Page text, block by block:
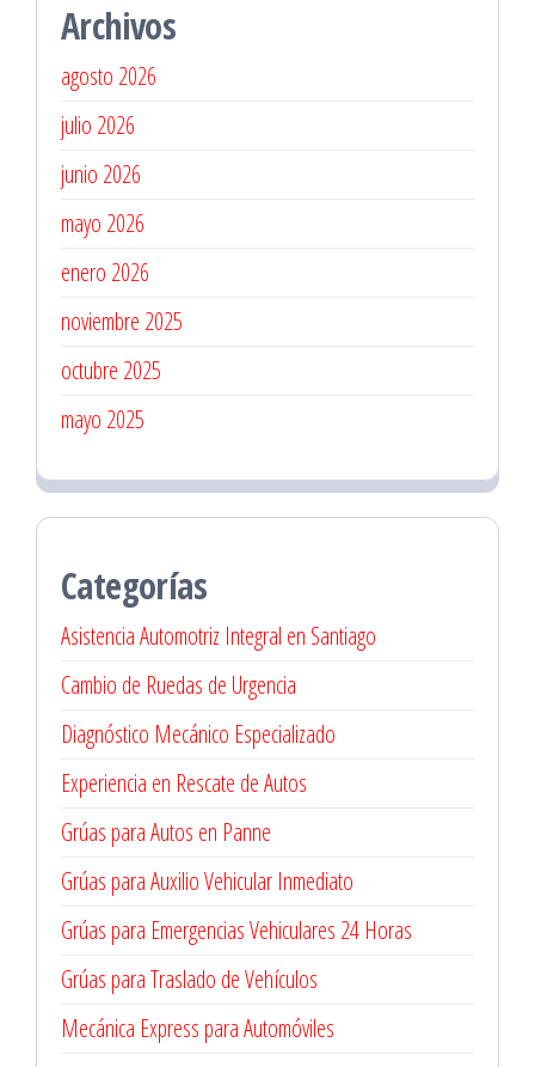
Archivos
agosto 2026
julio 2026
junio 2026
mayo 2026
enero 2026
noviembre 2025
octubre 2025
mayo 2025
Categorías
Asistencia Automotriz Integral en Santiago
Cambio de Ruedas de Urgencia
Diagnóstico Mecánico Especializado
Experiencia en Rescate de Autos
Grúas para Autos en Panne
Grúas para Auxilio Vehicular Inmediato
Grúas para Emergencias Vehiculares 24 Horas
Grúas para Traslado de Vehículos
Mecánica Express para Automóviles